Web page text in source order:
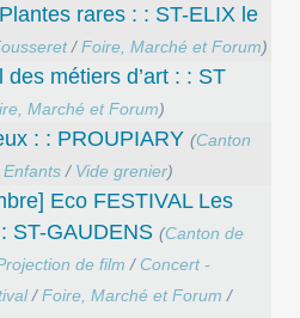
rares : : ST-ELIX le
/Foire, Marché et Forum)
métiers d’art : : ST
Marché et Forum)
: : PROUPIARY (Canton
Enfants / Vide grenier)
Eco FESTIVAL Les
ST-GAUDENS (Canton de
de film / Concert -
/Foire, Marché et Forum /